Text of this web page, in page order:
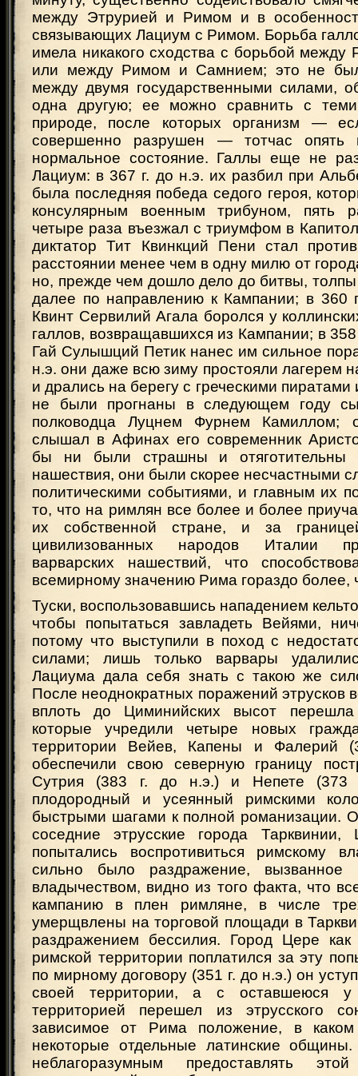
между Этрурией и Римом и в
связывающих Лациум с Римом. Борьба
имела никакого сходства с борьбой
или между Римом и Самнием; это не
между двумя государственными силами,
одна другую; ее можно сравнить с
природе, после которых организм —
совершенно разрушен — тотчас опять
нормальное состояние. Галлы еще не
Лациум: в 367 г. до н.э. их разбил при
была последняя победа седого героя,
консулярным военным трибуном, пять
четыре раза въезжал с триумфом в
диктатор Тит Квинкций Пени стал
расстоянии менее чем в одну милю от
но, прежде чем дошло дело до битвы, толпы
далее по направлению к Кампании; в 360
Квинт Сервилий Агала боролся у
галлов, возвращавшихся из Кампании; в 358
Гай Сулышций Петик нанес им сильное
н.э. они даже всю зиму простояли лагерем
и дрались на берегу с греческими пиратами
не были прогнаны в следующем году
полководца Луцнем Фурнем Камиллом;
слышал в Афинах его современник
бы ни были страшны и отяготительны
нашествия, они были скорее несчастными
политическими событиями, и главным их
то, что на римлян все более и более
их собственной стране, и за
цивилизованных народов Италии
варварских нашествий, что
всемирному значению Рима гораздо более,
Туски, воспользовавшись нападением
чтобы попытаться завладеть Вейями,
потому что выступили в поход с
силами; лишь только варвары
Лациума дала себя знать с такою же
После неоднократных поражений этрусков
вплоть до Циминийских высот
которые учредили четыре новых
территории Вейев, Капены и Фалерий
обеспечили свою северную границу
Сутрия (383 г. до н.э.) и Непете (373
плодородный и усеянный римскими
быстрыми шагами к полной романизации.
соседние этрусские города
попытались воспротивиться римскому
сильно было раздражение,
владычеством, видно из того факта, что
кампанию в плен римляне, в числе
умерщвлены на торговой площади в
раздражением бессилия. Город Цере
римской территории поплатился за эту
по мирному договору (351 г. до н.э.) он
своей территории, а с оставшеюся у
территорией перешел из этрусского
зависимое от Рима положение, в
некоторые отдельные латинские
неблагоразумным предоставлять